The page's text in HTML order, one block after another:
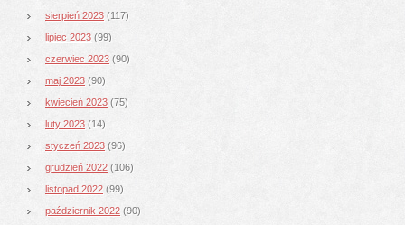
sierpień 2023 (117)
lipiec 2023 (99)
czerwiec 2023 (90)
maj 2023 (90)
kwiecień 2023 (75)
luty 2023 (14)
styczeń 2023 (96)
grudzień 2022 (106)
listopad 2022 (99)
październik 2022 (90)